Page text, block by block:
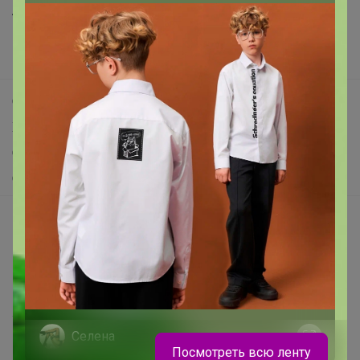
Анонсы
Поддержка альпак
Самое выгодное
Хиты продаж
Самое желанное
Самое быстрое
Начать зарабатывать с 24-ok
Picabox.ru - Лучшее место для ваших изображений
Розыгрыш - Генератор случайных чисел
Пульс нашего маркетплейса
Укорачиватель ссылок
Селена
Посмотреть всю ленту